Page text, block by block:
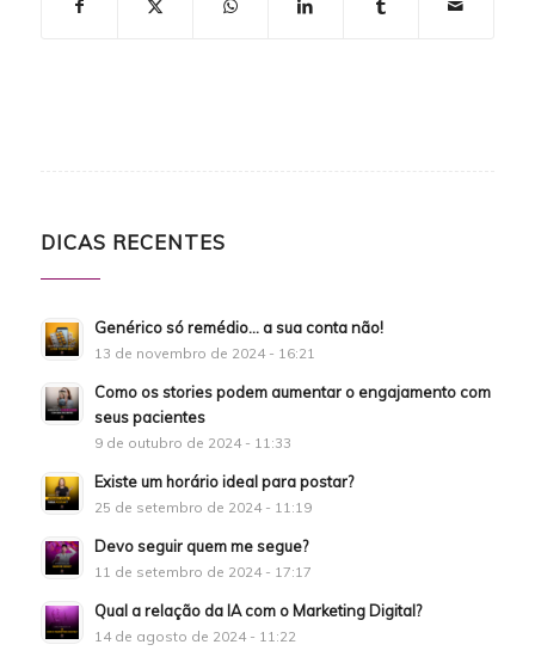
DICAS RECENTES
Genérico só remédio… a sua conta não!
13 de novembro de 2024 - 16:21
Como os stories podem aumentar o engajamento com
seus pacientes
9 de outubro de 2024 - 11:33
Existe um horário ideal para postar?
25 de setembro de 2024 - 11:19
Devo seguir quem me segue?
11 de setembro de 2024 - 17:17
Qual a relação da IA com o Marketing Digital?
14 de agosto de 2024 - 11:22